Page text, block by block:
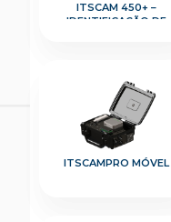
ITSCAM 450+ –
IDENTIFICAÇÃO DE
ITSCAMPRO MÓVEL